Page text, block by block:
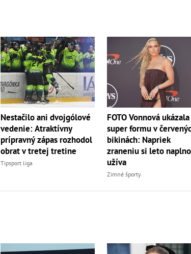
Nestačilo ani dvojgólové
vedenie: Atraktívny
prípravný zápas rozhodol
obrat v tretej tretine
Tipsport liga
FOTO Vonnová ukázala
super formu v
bikinách: Napriek
zraneniu si leto naplno
užíva
Zimné športy